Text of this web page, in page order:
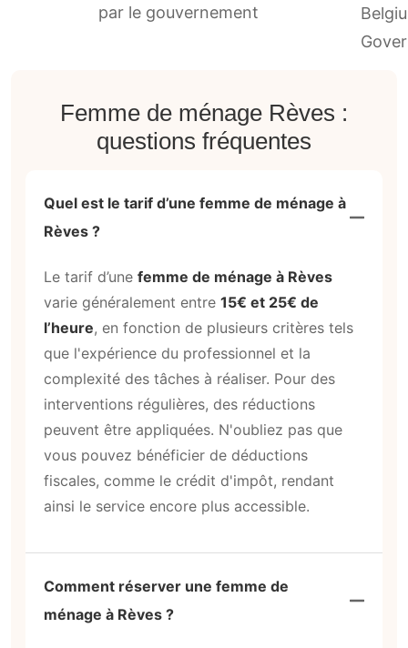
par le gouvernement
Femme de ménage Rèves :
questions fréquentes
Quel est le tarif d’une femme de ménage à
Rèves ?
Le tarif d’une femme de ménage à Rèves
varie généralement entre 15€ et 25€ de
l’heure, en fonction de plusieurs critères tels
que l'expérience du professionnel et la
complexité des tâches à réaliser. Pour des
interventions régulières, des réductions
peuvent être appliquées. N'oubliez pas que
vous pouvez bénéficier de déductions
fiscales, comme le crédit d'impôt, rendant
ainsi le service encore plus accessible.
Comment réserver une femme de
ménage à Rèves ?